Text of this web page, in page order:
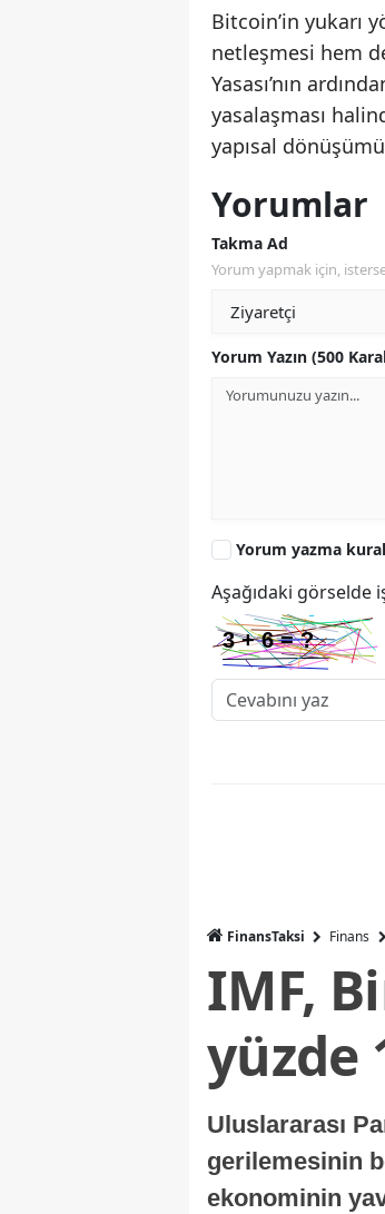
Bitcoin’in yukarı
netleşmesi hem
Yasası’nın
yasalaşması
yapısal
Yorumlar
Takma Ad
Yorum yapmak için,
Yorum Yazın (500
Yorum yazma
Aşağıdaki görselde
FinansTaksi Finans
IMF,
yüzde
Uluslararası
gerilemesinin
ekonominin